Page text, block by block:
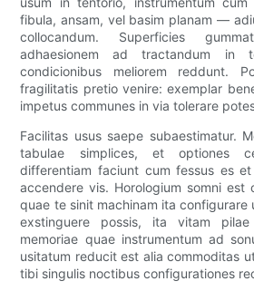
fibula, ansam, vel basim planam —
collocandum. Superficies
adhaesionem ad tractandum in
condicionibus meliorem reddunt.
fragilitatis pretio venire: exemplar
impetus communes in via tolerare
Facilitas usus saepe subaestimatur.
tabulae simplices, et optiones
differentiam faciunt cum fessus es
accendere vis. Horologium somni est
quae te sinit machinam ita configurare
exstinguere possis, ita vitam pilae
memoriae quae instrumentum ad
usitatum reducit est alia commoditas
tibi singulis noctibus configurationes